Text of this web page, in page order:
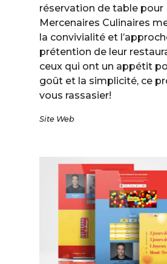
réservation de table pour
Mercenaires Culinaires
la convivialité et
prétention de leur
ceux qui ont un appétit
goût et la simplicité, ce
vous rassasier!
Site Web